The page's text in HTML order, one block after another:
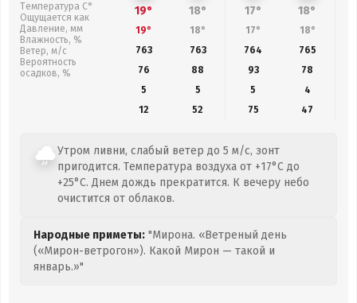
Температура С°
Ощущается как
Давление, мм
Влажность, %
Ветер, м/с
Вероятность
осадков, %
19° 18° 17° 18°
19° 18° 17° 18°
763
763 764 765
76
88 93 78
5
5 5
4
12
52 75 47
Утром ливни, слабый ветер до 5 м/с, зонт
пригодится. Температура воздуха от +17°C до
+25°C. Днем дождь прекратится. К вечеру небо
очистится от облаков.
Народные приметы: "Мирона. «Ветреный день
(«Мирон-ветрогон»). Какой Мирон — такой и
январь.»"